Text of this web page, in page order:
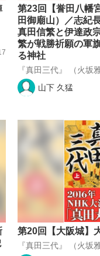
見る第23回【誉田八幡
田御廟山）／志紀
真田信繁と伊達政
繁が戦勝祈願の軍
る神社
『真田三代』 （火坂
山下 久猛
第20回【大阪城】
『真田三代』 （火坂